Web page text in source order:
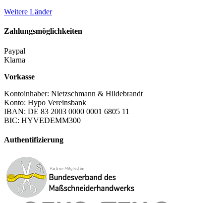
Weitere Länder
Zahlungsmöglichkeiten
Paypal
Klarna
Vorkasse
Kontoinhaber: Nietzschmann & Hildebrandt
Konto: Hypo Vereinsbank
IBAN: DE 83 2003 0000 0001 6805 11
BIC: HYVEDEMM300
Authentifizierung